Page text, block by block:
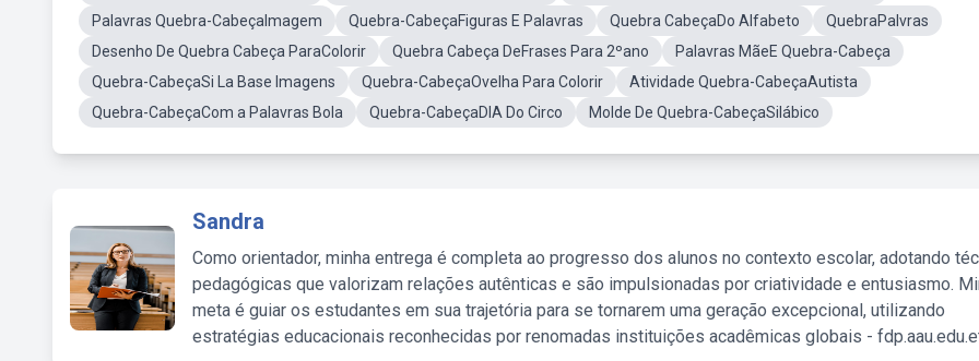
Palavras Quebra-CabeçaImagem
Quebra-CabeçaFiguras E Palavras Quebra CabeçaDo Alfabeto
QuebraPalvras
Desenho De Quebra Cabeça ParaColorir
Quebra Cabeça DeFrases Para 2ºano
Palavras MãeE Quebra-Cabeça
Quebra-CabeçaSi La Base Imagens
Quebra-CabeçaOvelha Para Colorir
Atividade Quebra-CabeçaAutista
Quebra-CabeçaCom a Palavras Bola
Quebra-CabeçaDIA Do Circo Molde De Quebra-CabeçaSilábico
Sandra
Como orientador, minha entrega é completa ao progresso dos alunos no contexto escolar, adotando
pedagógicas que valorizam relações autênticas e são impulsionadas por criatividade e entusiasmo.
meta é guiar os estudantes em sua trajetória para se tornarem uma geração excepcional, utilizando
estratégias educacionais reconhecidas por renomadas instituições acadêmicas globais -